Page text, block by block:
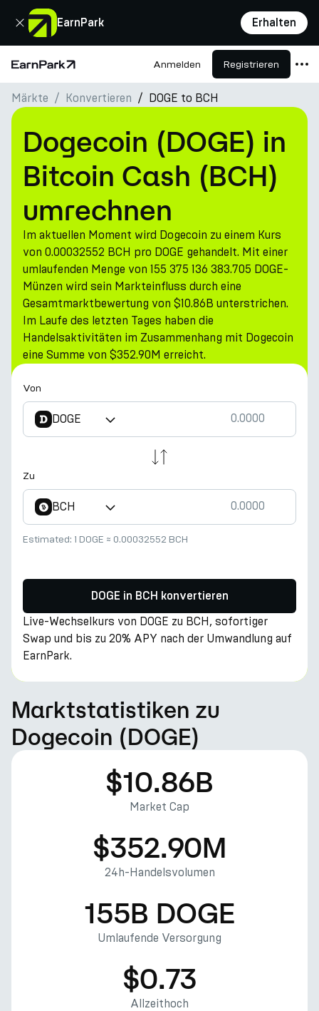
EarnPark Erhalten
Schließen
Startseite Anmelden Registrieren
Produkte
Märkte
Rechner
PARK Token
Ressourcen
Unternehmen
Märkte Konvertieren DOGE to BCH
Dogecoin (DOGE) in
Bitcoin Cash (BCH)
umrechnen
Im aktuellen Moment wird Dogecoin zu einem Kurs
von 0.00032552 BCH pro DOGE gehandelt. Mit einer
umlaufenden Menge von 155 375 136 383.705 DOGE-
Münzen wird sein Markteinfluss durch eine
Gesamtmarktbewertung von $10.86B unterstrichen.
Im Laufe des letzten Tages haben die
Handelsaktivitäten im Zusammenhang mit Dogecoin
eine Summe von $352.90M erreicht.
Von
DOGE
Zu
BCH
Estimated: 1 DOGE ≈ 0.00032552 BCH
DOGE in BCH konvertieren
Live-Wechselkurs von DOGE zu BCH, sofortiger
Swap und bis zu 20% APY nach der Umwandlung auf
EarnPark.
Marktstatistiken zu
Dogecoin (DOGE)
$10.86B
Market Cap
$352.90M
24h-Handelsvolumen
155B DOGE
Umlaufende Versorgung
$0.73
Allzeithoch